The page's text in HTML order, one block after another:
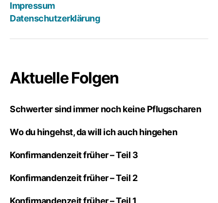
Impressum
Datenschutzerklärung
Aktuelle Folgen
Schwerter sind immer noch keine Pflugscharen
Wo du hingehst, da will ich auch hingehen
Konfirmandenzeit früher – Teil 3
Konfirmandenzeit früher – Teil 2
Konfirmandenzeit früher – Teil 1